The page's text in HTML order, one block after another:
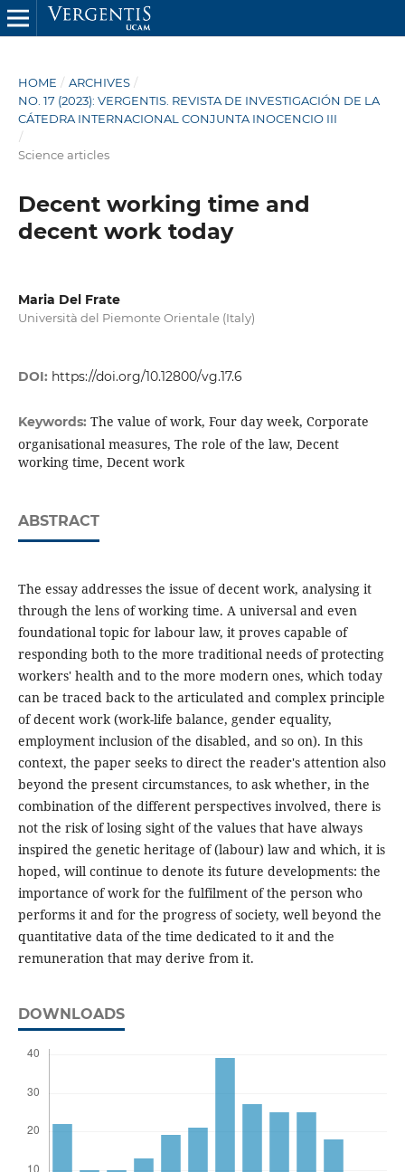
HOME / ARCHIVES /
NO. 17 (2023): VERGENTIS. REVISTA DE INVESTIGACIÓN DE LA
CÁTEDRA INTERNACIONAL CONJUNTA INOCENCIO III
/
Science articles
Decent working time and
decent work today
Maria Del Frate
Università del Piemonte Orientale (Italy)
DOI: https://doi.org/10.12800/vg.17.6
Keywords: The value of work, Four day week, Corporate
organisational measures, The role of the law, Decent
working time, Decent work
ABSTRACT
The essay addresses the issue of decent work, analysing it
through the lens of working time. A universal and even
foundational topic for labour law, it proves capable of
responding both to the more traditional needs of protecting
workers' health and to the more modern ones, which today
can be traced back to the articulated and complex principle
of decent work (work-life balance, gender equality,
employment inclusion of the disabled, and so on). In this
context, the paper seeks to direct the reader's attention also
beyond the present circumstances, to ask whether, in the
combination of the different perspectives involved, there is
not the risk of losing sight of the values that have always
inspired the genetic heritage of (labour) law and which, it is
hoped, will continue to denote its future developments: the
importance of work for the fulfilment of the person who
performs it and for the progress of society, well beyond the
quantitative data of the time dedicated to it and the
remuneration that may derive from it.
DOWNLOADS